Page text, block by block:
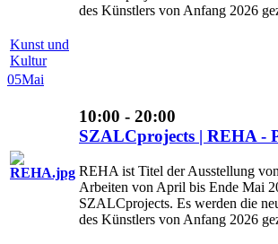
des Künstlers von Anfang 2026
Kunst und
Kultur
05Mai
10:00 - 20:00
SZALCprojects | REHA -
REHA ist Titel der Ausstellung von
Arbeiten von April bis Ende Mai
SZALCprojects. Es werden die
des Künstlers von Anfang 2026